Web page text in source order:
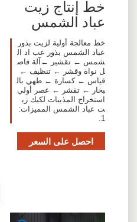
خط إنتاج زيت
عباد الشمس
خط معالجة أولية لزيت بذور
عباد الشمس بذور عب اد ال
شمس ← تقشير ←آلة فاص
ل نواة وقشر ← تنظيف ←
قياس ← كسارة ← طهي بال
بخار ← تقشر ← عصر أولي
استخراج المذيبات لكيك زي
ت عباد الشمس المميزات:
1.
احصل على السعر